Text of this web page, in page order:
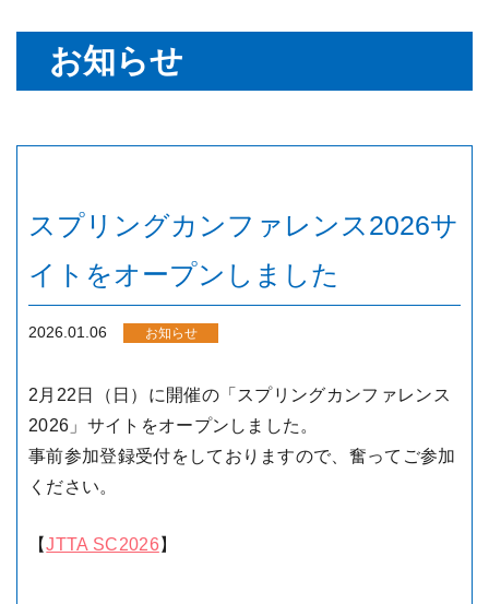
お知らせ
スプリングカンファレンス2026サ
イトをオープンしました
2026.01.06 お知らせ
2月22日（日）に開催の「スプリングカンファレンス
2026」サイトをオープンしました。
事前参加登録受付をしておりますので、奮ってご参加
ください。
【JTTA SC2026】